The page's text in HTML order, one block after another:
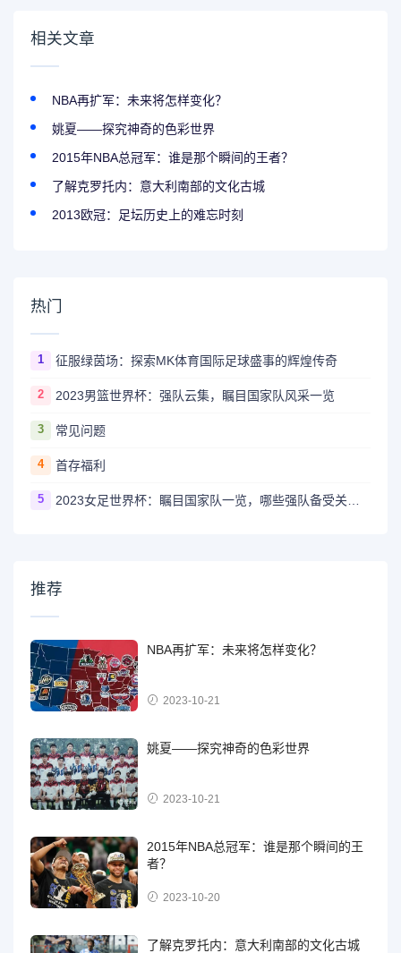
相关文章
NBA再扩军：未来将怎样变化？
姚夏——探究神奇的色彩世界
2015年NBA总冠军：谁是那个瞬间的王者？
了解克罗托内：意大利南部的文化古城
2013欧冠：足坛历史上的难忘时刻
热门
1 征服绿茵场：探索MK体育国际足球盛事的辉煌传奇
2 2023男篮世界杯：强队云集，瞩目国家队风采一览
3 常见问题
4 首存福利
5
推荐
NBA再扩军：未来将怎样变化？
2023-10-21
姚夏——探究神奇的色彩世界
2023-10-21
2015年NBA总冠军：谁是那个瞬间的王
者？
2023-10-20
了解克罗托内：意大利南部的文化古城